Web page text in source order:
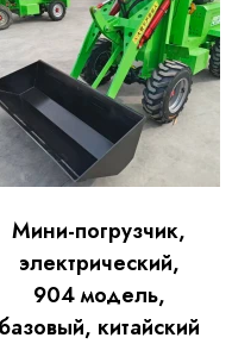
Мини-погрузчик,
электрический,
904 модель,
базовый, китайский